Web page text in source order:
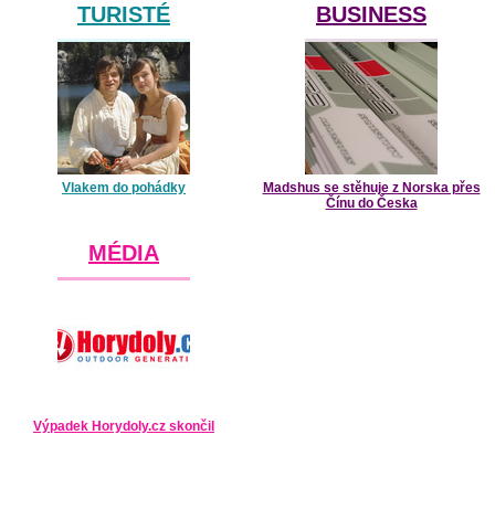
TURISTÉ
Vlakem do pohádky
BUSINESS
Madshus se stěhuje z Norska přes
Čínu do Česka
MÉDIA
Výpadek Horydoly.cz skončil